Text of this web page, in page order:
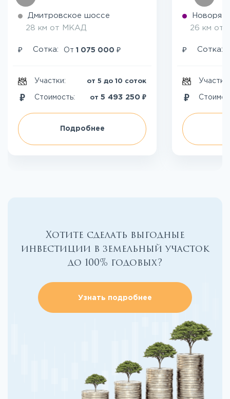
Дмитровское шоссе
28 км от МКАД
₽ Сотка: От 1 075 000 ₽
Участки: от 5 до 10 соток
Стоимость: от 5 493 250 ₽
Подробнее
26 км от
₽ Сотка:
Участки:
Хотите сделать выгодные
инвестиции в земельный участок
до 100% годовых?
Узнать подробнее